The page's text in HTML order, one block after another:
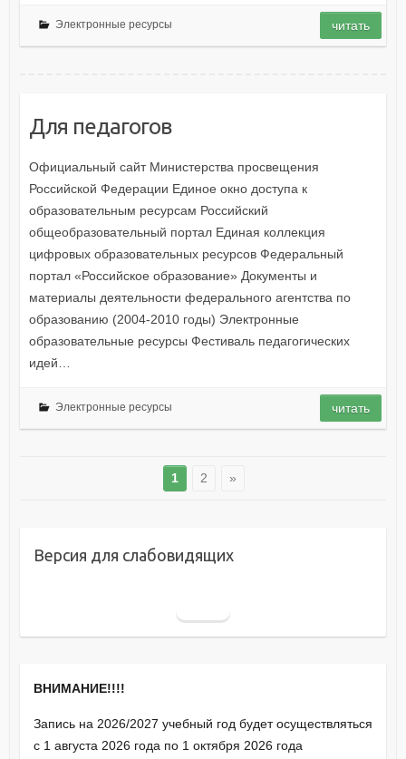
Электронные ресурсы читать
Для педагогов
Официальный сайт Министерства просвещения
Российской Федерации Единое окно доступа к
образовательным ресурсам Российский
общеобразовательный портал Единая коллекция
цифровых образовательных ресурсов Федеральный
портал «Российское образование» Документы и
материалы деятельности федерального агентства по
образованию (2004-2010 годы) Электронные
образовательные ресурсы Фестиваль педагогических
идей…
Электронные ресурсы читать
1 2 »
Версия для слабовидящих
ВНИМАНИЕ!!!!
Запись на 2026/2027 учебный год будет осуществляться
с 1 августа 2026 года по 1 октября 2026 года